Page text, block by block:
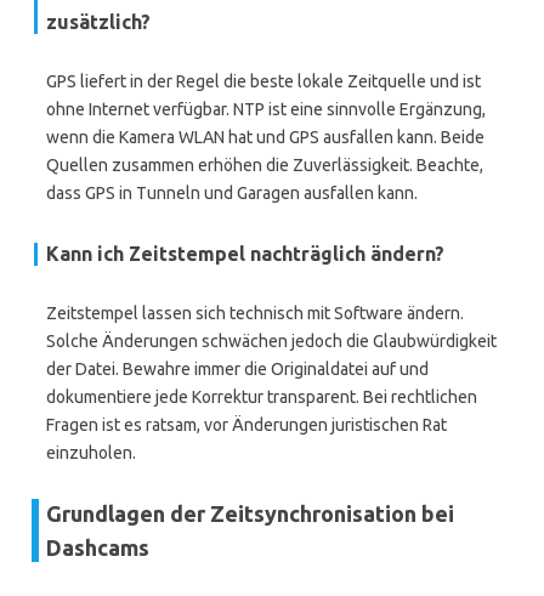
zusätzlich?
GPS liefert in der Regel die beste lokale Zeitquelle und ist
ohne Internet verfügbar. NTP ist eine sinnvolle Ergänzung,
wenn die Kamera WLAN hat und GPS ausfallen kann. Beide
Quellen zusammen erhöhen die Zuverlässigkeit. Beachte,
dass GPS in Tunneln und Garagen ausfallen kann.
Kann ich Zeitstempel nachträglich ändern?
Zeitstempel lassen sich technisch mit Software ändern.
Solche Änderungen schwächen jedoch die Glaubwürdigkeit
der Datei. Bewahre immer die Originaldatei auf und
dokumentiere jede Korrektur transparent. Bei rechtlichen
Fragen ist es ratsam, vor Änderungen juristischen Rat
einzuholen.
Grundlagen der Zeitsynchronisation bei
Dashcams